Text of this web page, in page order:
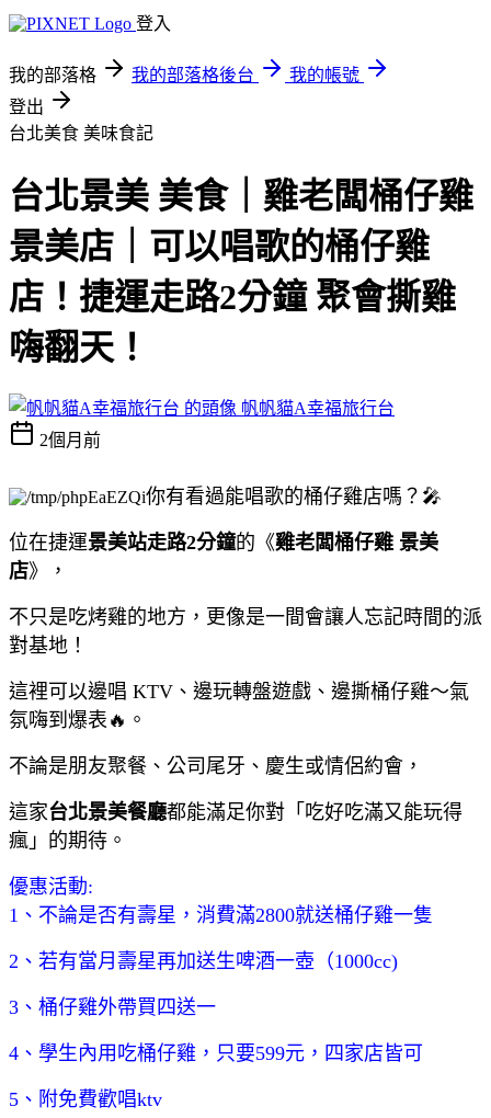
登入
我的部落格 我的部落格後台
我的帳號
登出
台北美食 美味食記
台北景美 美食｜雞老闆桶仔雞
景美店｜可以唱歌的桶仔雞
店！捷運走路2分鐘 聚會撕雞
嗨翻天！
帆帆貓A幸福旅行台
2個月前
你有看過能唱歌的桶仔雞店嗎？🎤
位在捷運景美站走路2分鐘的《雞老闆桶仔雞 景美
店》，
不只是吃烤雞的地方，更像是一間會讓人忘記時間的派
對基地！
這裡可以邊唱 KTV、邊玩轉盤遊戲、邊撕桶仔雞～氣
氛嗨到爆表🔥。
不論是朋友聚餐、公司尾牙、慶生或情侶約會，
這家台北景美餐廳都能滿足你對「吃好吃滿又能玩得
瘋」的期待。
優惠活動:
1、不論是否有壽星，消費滿2800就送桶仔雞一隻
2、若有當月壽星再加送生啤酒一壺（1000cc)
3、桶仔雞外帶買四送一
4、學生內用吃桶仔雞，只要599元，四家店皆可
5、附免費歡唱ktv